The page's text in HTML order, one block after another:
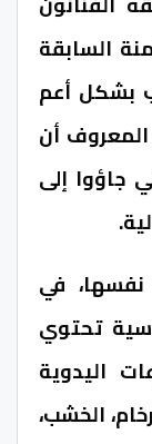
السابقة
بشكل أعم
أن
جاؤوا إلى
نفسها، في
تحتوي
اليدوية
الخشب،